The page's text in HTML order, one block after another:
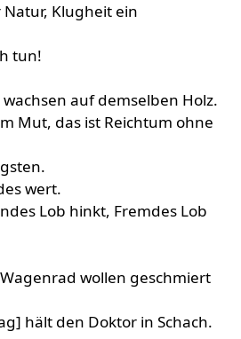
Klugheit ein
tun!
auf demselben Holz.
Mut, das ist Reichtum ohne
wert.
Lob hinkt, Fremdes Lob
wollen geschmiert
hält den Doktor in Schach.